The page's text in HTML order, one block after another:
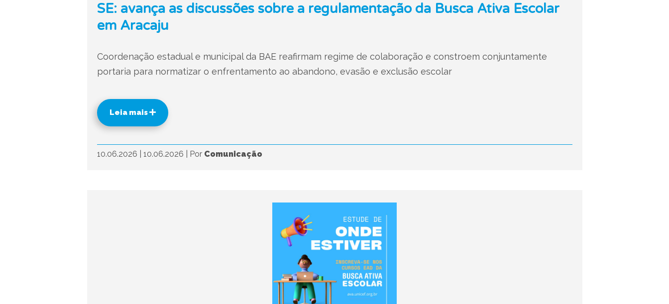
SE: avança as discussões sobre a regulamentação da Busca Ativa Escolar
em Aracaju
Coordenação estadual e municipal da BAE reafirmam regime de colaboração e constroem conjuntamente
portaria para normatizar o enfrentamento ao abandono, evasão e exclusão escolar
Leia mais
10.06.2026 10.06.2026 Por Comunicação